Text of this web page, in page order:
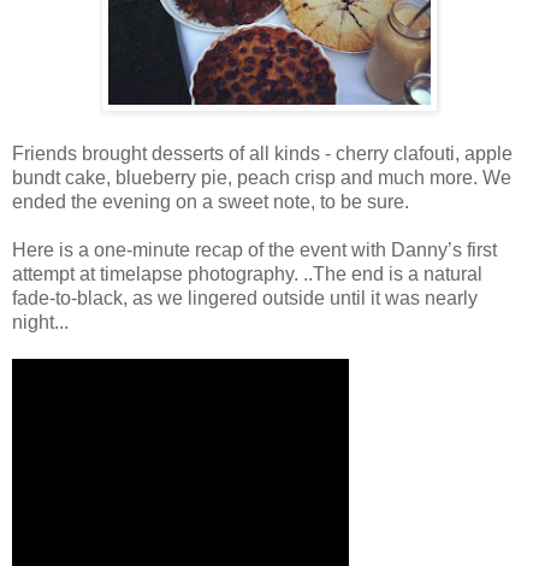
Friends brought desserts of all kinds - cherry clafouti, apple
bundt cake, blueberry pie, peach crisp and much more. We
ended the evening on a sweet note, to be sure.
Here is a one-minute recap of the event with Danny’s first
attempt at timelapse photography. ..The end is a natural
fade-to-black, as we lingered outside until it was nearly
night...